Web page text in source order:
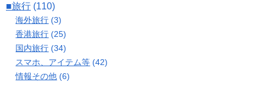
■旅行 (110)
海外旅行 (3)
香港旅行 (25)
国内旅行 (34)
スマホ、アイテム等 (42)
情報その他 (6)